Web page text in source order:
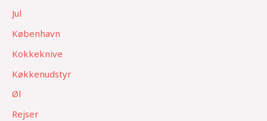
Jul
København
Kokkeknive
Køkkenudstyr
Øl
Rejser